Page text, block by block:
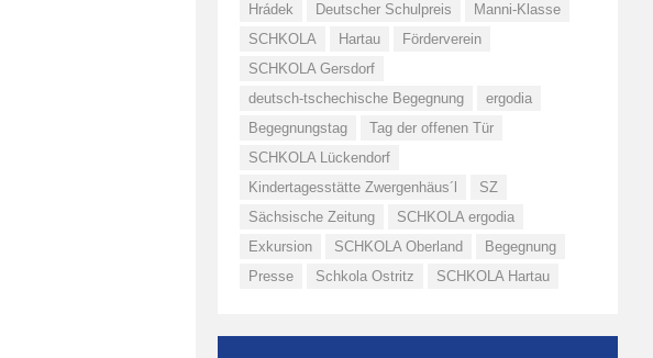
Hrádek
Deutscher Schulpreis
Manni-Klasse
SCHKOLA
Hartau
Förderverein
SCHKOLA Gersdorf
deutsch-tschechische Begegnung
ergodia
Begegnungstag
Tag der offenen Tür
SCHKOLA Lückendorf
Kindertagesstätte Zwergenhäus´l
SZ
Sächsische Zeitung
SCHKOLA ergodia
Exkursion
SCHKOLA Oberland
Begegnung
Presse
Schkola Ostritz SCHKOLA Hartau